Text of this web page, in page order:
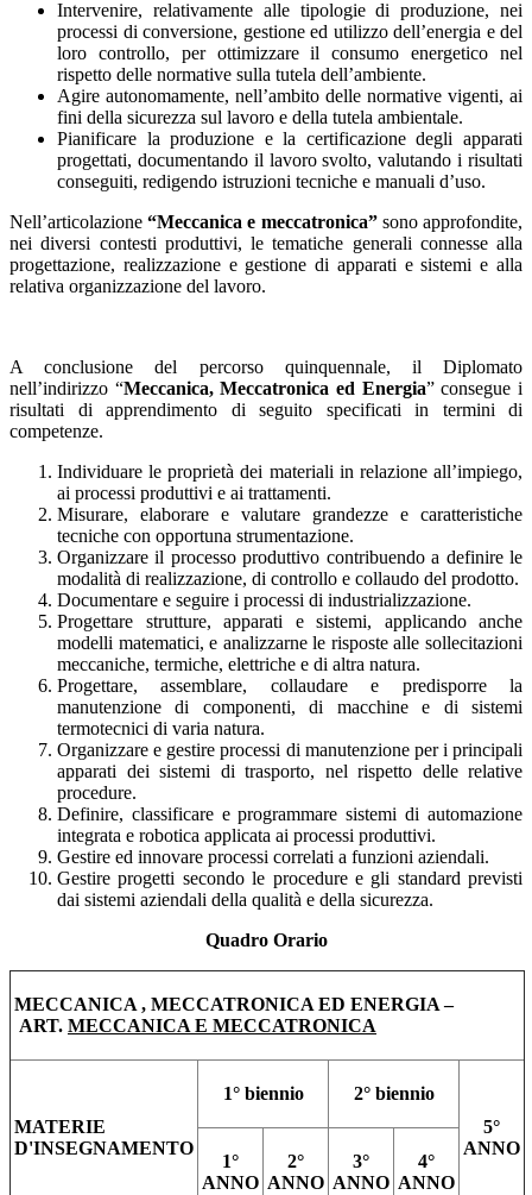
Intervenire, relativamente alle tipologie di produzione, nei
processi di conversione, gestione ed utilizzo dell’energia e del
loro controllo, per ottimizzare il consumo energetico nel
rispetto delle normative sulla tutela dell’ambiente.
Agire autonomamente, nell’ambito delle normative vigenti, ai
fini della sicurezza sul lavoro e della tutela ambientale.
Pianificare la produzione e la certificazione degli apparati
progettati, documentando il lavoro svolto, valutando i risultati
conseguiti, redigendo istruzioni tecniche e manuali d’uso.
Nell’articolazione“Meccanica e meccatronica”sono approfondite,
nei diversi contesti produttivi, le tematiche generali connesse alla
progettazione, realizzazione e gestione di apparati e sistemi e alla
relativa organizzazione del lavoro.
A conclusione del percorso quinquennale, il Diplomato
nell’indirizzo “Meccanica, Meccatronica ed Energia” consegue i
risultati di apprendimento di seguito specificati in termini di
competenze.
Individuare le proprietà dei materiali in relazione all’impiego,
ai processi produttivi e ai trattamenti.
Misurare, elaborare e valutare grandezze e caratteristiche
tecniche con opportuna strumentazione.
Organizzare il processo produttivo contribuendo a definire le
modalità di realizzazione, di controllo e collaudo del prodotto.
Documentare e seguire i processi di industrializzazione.
Progettare strutture, apparati e sistemi, applicando anche
modelli matematici, e analizzarne le risposte alle sollecitazioni
meccaniche, termiche, elettriche e di altra natura.
Progettare, assemblare, collaudare e predisporre la
manutenzione di componenti, di macchine e di sistemi
termotecnici di varia natura.
Organizzare e gestire processi di manutenzione per i principali
apparati dei sistemi di trasporto, nel rispetto delle relative
procedure.
Definire, classificare e programmare sistemi di automazione
integrata e robotica applicata ai processi produttivi.
Gestire ed innovare processi correlati a funzioni aziendali.
Gestire progetti secondo le procedure e gli standard previsti
dai sistemi aziendali della qualità e della sicurezza.
Quadro Orario
MECCANICA , MECCATRONICA ED ENERGIA –
ART. MECCANICA E MECCATRONICA
MATERIE
D'INSEGNAMENTO
1° biennio
2° biennio
5°
ANNO
1°
ANNO
2°
ANNO
3°
ANNO
4°
ANNO